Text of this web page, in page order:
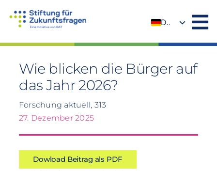
Inhalt
DE
Wie blicken die Bürger auf
das Jahr 2026?
Forschung aktuell, 313
27. Dezember 2025
Dowload Beitrag als PDF